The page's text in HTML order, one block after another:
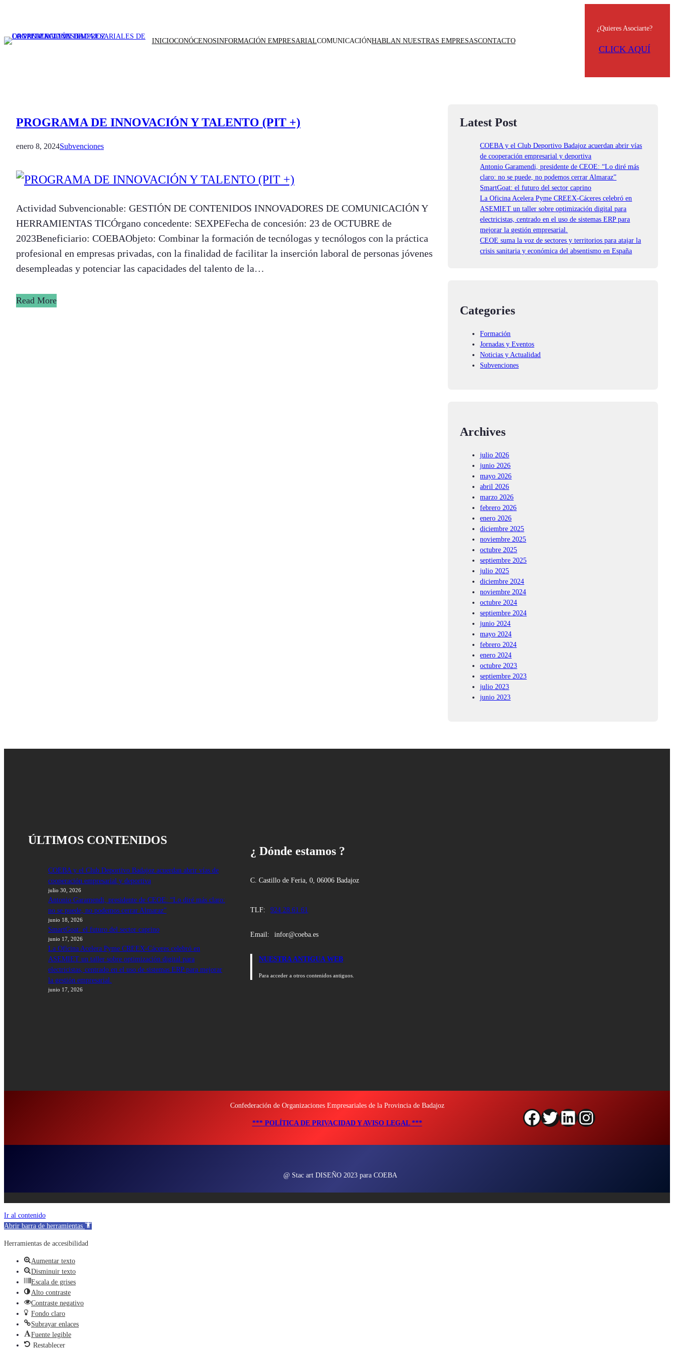
INICIOCONÓCENOSINFORMACIÓN EMPRESARIALCOMUNICACIÓNHABLAN NUESTRAS EMPRESASCONTACTO
¿Quieres Asociarte?
CLICK AQUÍ
PROGRAMA DE INNOVACIÓN Y TALENTO (PIT +)
enero 8, 2024Subvenciones
Actividad Subvencionable: GESTIÓN DE CONTENIDOS INNOVADORES DE COMUNICACIÓN Y
HERRAMIENTAS TICÓrgano concedente: SEXPEFecha de concesión: 23 de OCTUBRE de
2023Beneficiario: COEBAObjeto: Combinar la formación de tecnólogas y tecnólogos con la práctica
profesional en empresas privadas, con la finalidad de facilitar la inserción laboral de personas jóvenes
desempleadas y potenciar las capacidades del talento de la…
Read More
Latest Post
COEBA y el Club Deportivo Badajoz acuerdan abrir vías
de cooperación empresarial y deportiva
Antonio Garamendi, presidente de CEOE: “Lo diré más
claro: no se puede, no podemos cerrar Almaraz”
SmartGoat: el futuro del sector caprino
La Oficina Acelera Pyme CREEX-Cáceres celebró en
ASEMIET un taller sobre optimización digital para
electricistas, centrado en el uso de sistemas ERP para
mejorar la gestión empresarial.
CEOE suma la voz de sectores y territorios para atajar la
crisis sanitaria y económica del absentismo en España
Categories
Formación
Jornadas y Eventos
Noticias y Actualidad
Subvenciones
Archives
julio 2026
junio 2026
mayo 2026
abril 2026
marzo 2026
febrero 2026
enero 2026
diciembre 2025
noviembre 2025
octubre 2025
septiembre 2025
julio 2025
diciembre 2024
noviembre 2024
octubre 2024
septiembre 2024
junio 2024
mayo 2024
febrero 2024
enero 2024
octubre 2023
septiembre 2023
julio 2023
junio 2023
ÚLTIMOS CONTENIDOS
COEBA y el Club Deportivo Badajoz acuerdan abrir vías de
cooperación empresarial y deportiva
julio 30, 2026
Antonio Garamendi, presidente de CEOE: “Lo diré más claro:
no se puede, no podemos cerrar Almaraz”
junio 18, 2026
SmartGoat: el futuro del sector caprino
junio 17, 2026
La Oficina Acelera Pyme CREEX-Cáceres celebró en
ASEMIET un taller sobre optimización digital para
electricistas, centrado en el uso de sistemas ERP para mejorar
la gestión empresarial.
junio 17, 2026
¿ Dónde estamos ?
C. Castillo de Feria, 0, 06006 Badajoz
TLF: 924 28 61 61
Email: infor@coeba.es
NUESTRA ANTIGUA WEB
Para acceder a otros contenidos antiguos.
Confederación de Organizaciones Empresariales de la Provincia de Badajoz
*** POLÍTICA DE PRIVACIDAD Y AVISO LEGAL *** Facebook Twitter LinkedIn Instagram
@ Stac art DISEÑO 2023 para COEBA
Ir al contenido
Abrir barra de herramientas
Herramientas de accesibilidad
Aumentar texto
Disminuir texto
Escala de grises
Alto contraste
Contraste negativo
Fondo claro
Subrayar enlaces
Fuente legible
Restablecer